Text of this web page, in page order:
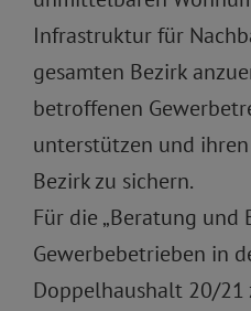
Infrastruktur für
gesamten Bezirk
betroffenen
unterstützen und
Bezirk zu sichern.
Für die „Beratung und
Gewerbebetrieben in
Doppelhaushalt 20/21